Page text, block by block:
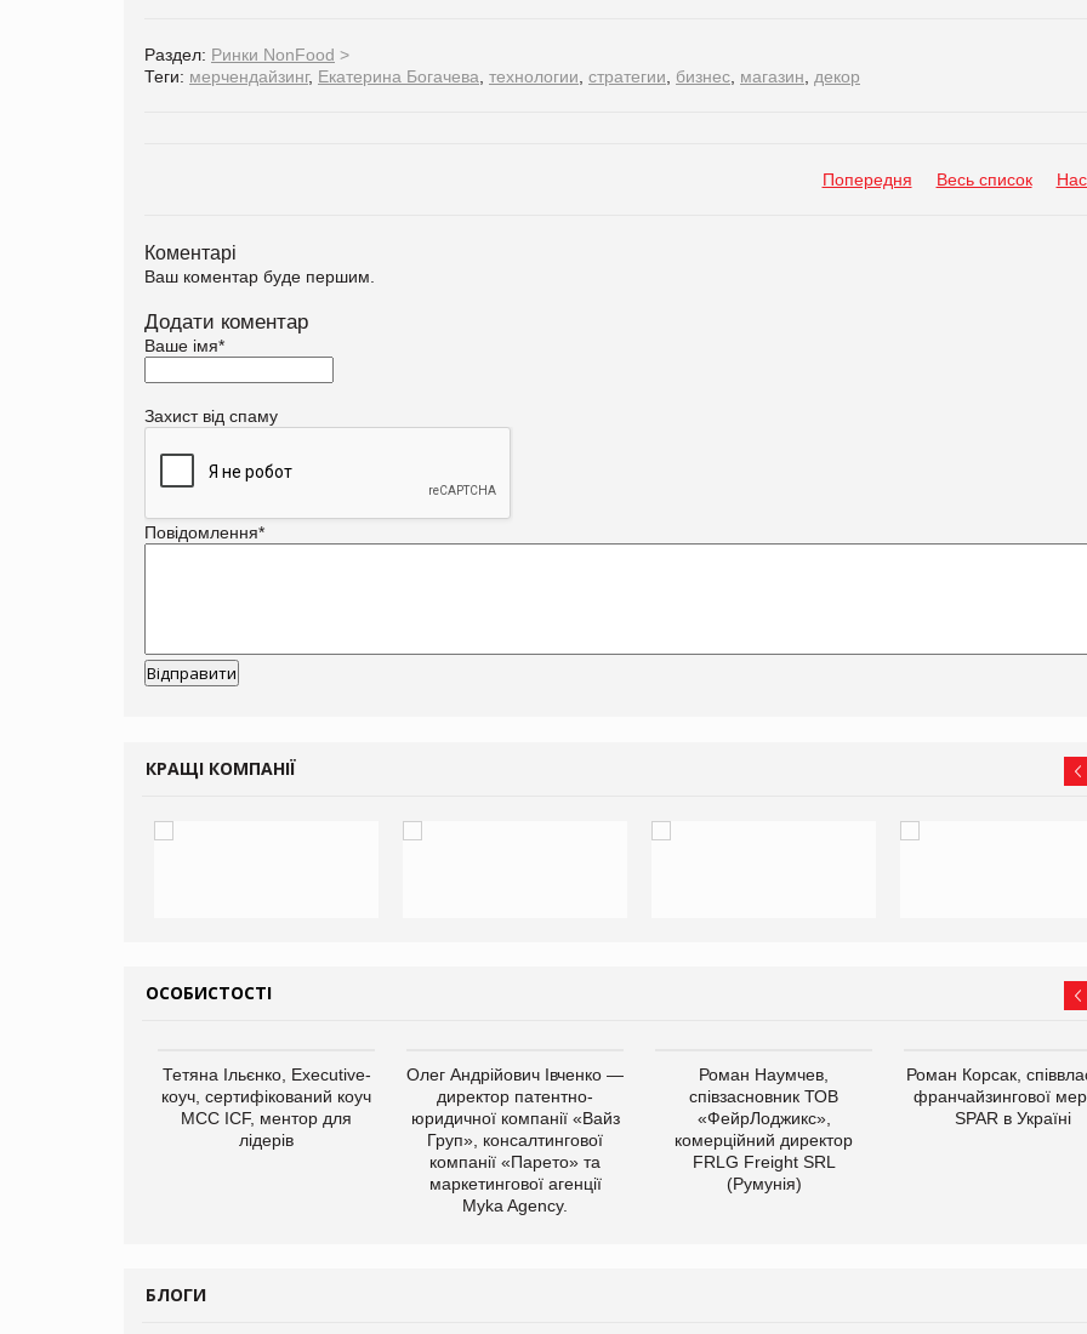
Раздел: Ринки NonFood >
Теги: мерчендайзинг, Екатерина Богачева технологии стратегии бизнес магазин декор
Попередня Весь список
Коментарі
Ваш коментар буде першим.
Додати коментар
Ваше імя*
Захист від спаму
Повідомлення*
КРАЩІ КОМПАНІЇ
ОСОБИСТОСТІ
Тетяна Ільєнко, Executive-
коуч, сертифікований коуч
МСС ICF, ментор для
лідерів
Олег Андрійович Івченко —
директор патентно-
юридичної компанії «Вайз
Груп», консалтингової
компанії «Парето» та
маркетингової агенції
Myka Agency.
Роман Наумчев,
співзасновник ТОВ
«ФейрЛоджикс»,
комерційний директор
FRLG Freight SRL
(Румунія)
Роман Корсак,
франчайзингової
SPAR в Україні
БЛОГИ